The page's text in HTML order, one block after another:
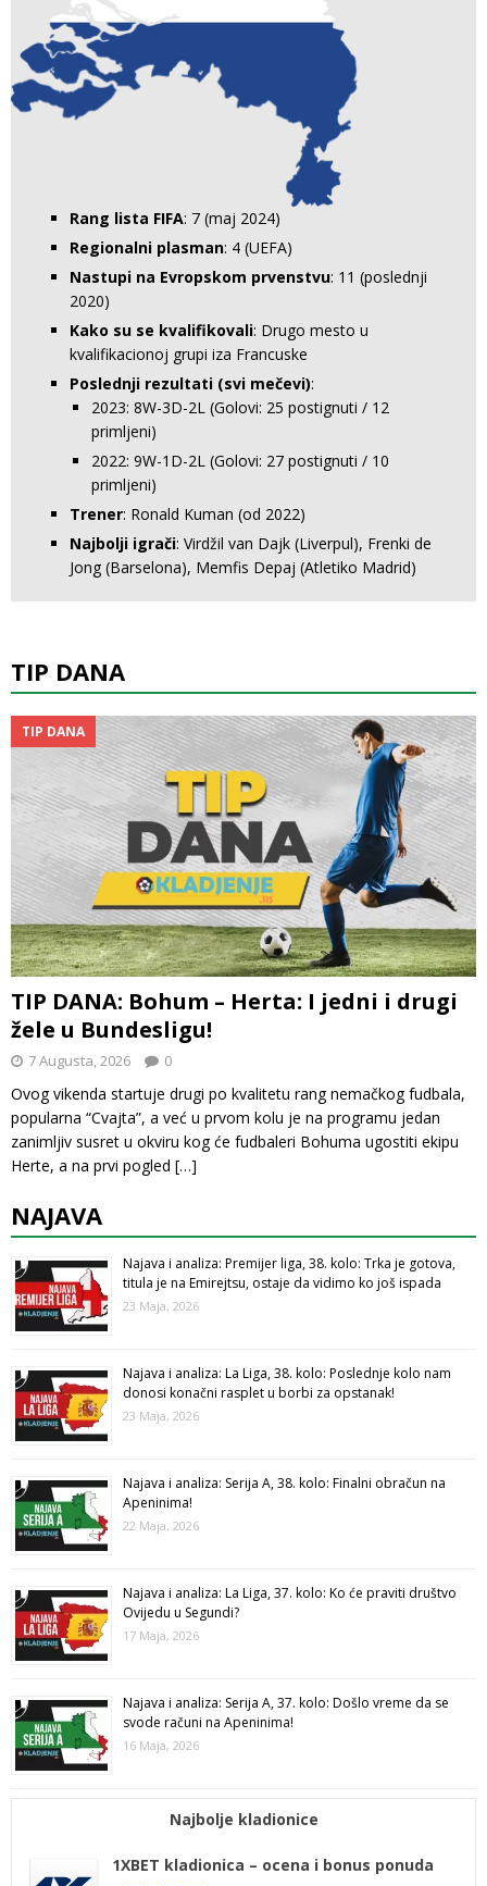
Rang lista FIFA: 7 (maj 2024)
Regionalni plasman: 4 (UEFA)
Nastupi na Evropskom prvenstvu: 11 (poslednji
2020)
Kako su se kvalifikovali: Drugo mesto u
kvalifikacionoj grupi iza Francuske
Poslednji rezultati (svi mečevi):
2023: 8W-3D-2L (Golovi: 25 postignuti / 12
primljeni)
2022: 9W-1D-2L (Golovi: 27 postignuti / 10
primljeni)
Trener: Ronald Kuman (od 2022)
Najbolji igrači: Virdžil van Dajk (Liverpul), Frenki de
Jong (Barselona), Memfis Depaj (Atletiko Madrid)
TIP DANA
TIP DANA
TIP DANA: Bohum – Herta: I jedni i drugi
žele u Bundesligu!
7 Augusta, 2026 0
Ovog vikenda startuje drugi po kvalitetu rang nemačkog fudbala,
popularna “Cvajta”, a već u prvom kolu je na programu jedan
zanimljiv susret u okviru kog će fudbaleri Bohuma ugostiti ekipu
Herte, a na prvi pogled […]
NAJAVA
Najava i analiza: Premijer liga, 38. kolo: Trka je gotova,
titula je na Emirejtsu, ostaje da vidimo ko još ispada
23 Maja, 2026
Najava i analiza: La Liga, 38. kolo: Poslednje kolo nam
donosi konačni rasplet u borbi za opstanak!
23 Maja, 2026
Najava i analiza: Serija A, 38. kolo: Finalni obračun na
Apeninima!
22 Maja, 2026
Najava i analiza: La Liga, 37. kolo: Ko će praviti društvo
Ovijedu u Segundi?
17 Maja, 2026
Najava i analiza: Serija A, 37. kolo: Došlo vreme da se
svode računi na Apeninima!
16 Maja, 2026
Najbolje kladionice
1XBET kladionica – ocena i bonus ponuda